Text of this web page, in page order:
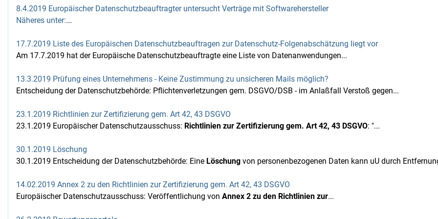
8.4.2019 Europäischer Datenschutzbeauftragter untersucht Verträge mit Softwarehersteller
Näheres unter:...
17.7.2019 Liste des Europäischen Datenschutzbeauftragen zur Datenschutz-Folgenabschätzung liegt vor
Am 17.7.2019 hat der Europäische Datenschutzbeauftragte eine Liste von Datenanwendungen...
13.3.2019 Prüfung eines Unternehmens - Keine Zustimmung zu unsicheren Mails möglich?
Entscheidung der Datenschutzbehörde: Pflichtenverletzungen gem. DSGVO/DSB - im Anlaßfall Verstoß gegen...
23.1.2019 Richtlinien zur Zertifizierung gem. Art 42, 43 DSGVO
23.1.2019 Europäischer Datenschutzausschuss: Richtlinien zur Zertifizierung gem. Art 42, 43 DSGVO: "...
30.1.2019 Löschung
30.1.2019 Entscheidung der Datenschutzbehörde: Eine Löschung von personenbezogenen Daten kann uU durch
14.02.2019 Annex 2 zu den Richtlinien zur Zertifizierung gem. Art 42, 43 DSGVO
Europäischer Datenschutzausschuss: Veröffentlichung von Annex 2 zu den Richtlinien zur...